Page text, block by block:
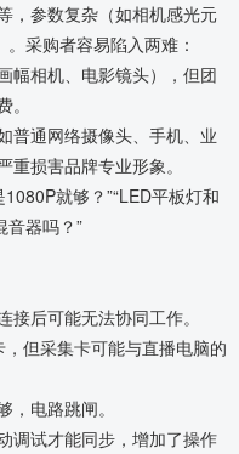
，参数复杂（如相机感光元
采购者容易陷入两难：
幅相机、电影镜头），但团
普通网络摄像头、手机、业
损害品牌专业形象。
就够？”“LED平板灯和
音器吗？”
后可能无法协同工作。
但采集卡可能与直播电脑的
电路跳闸。
调试才能同步，增加了操作